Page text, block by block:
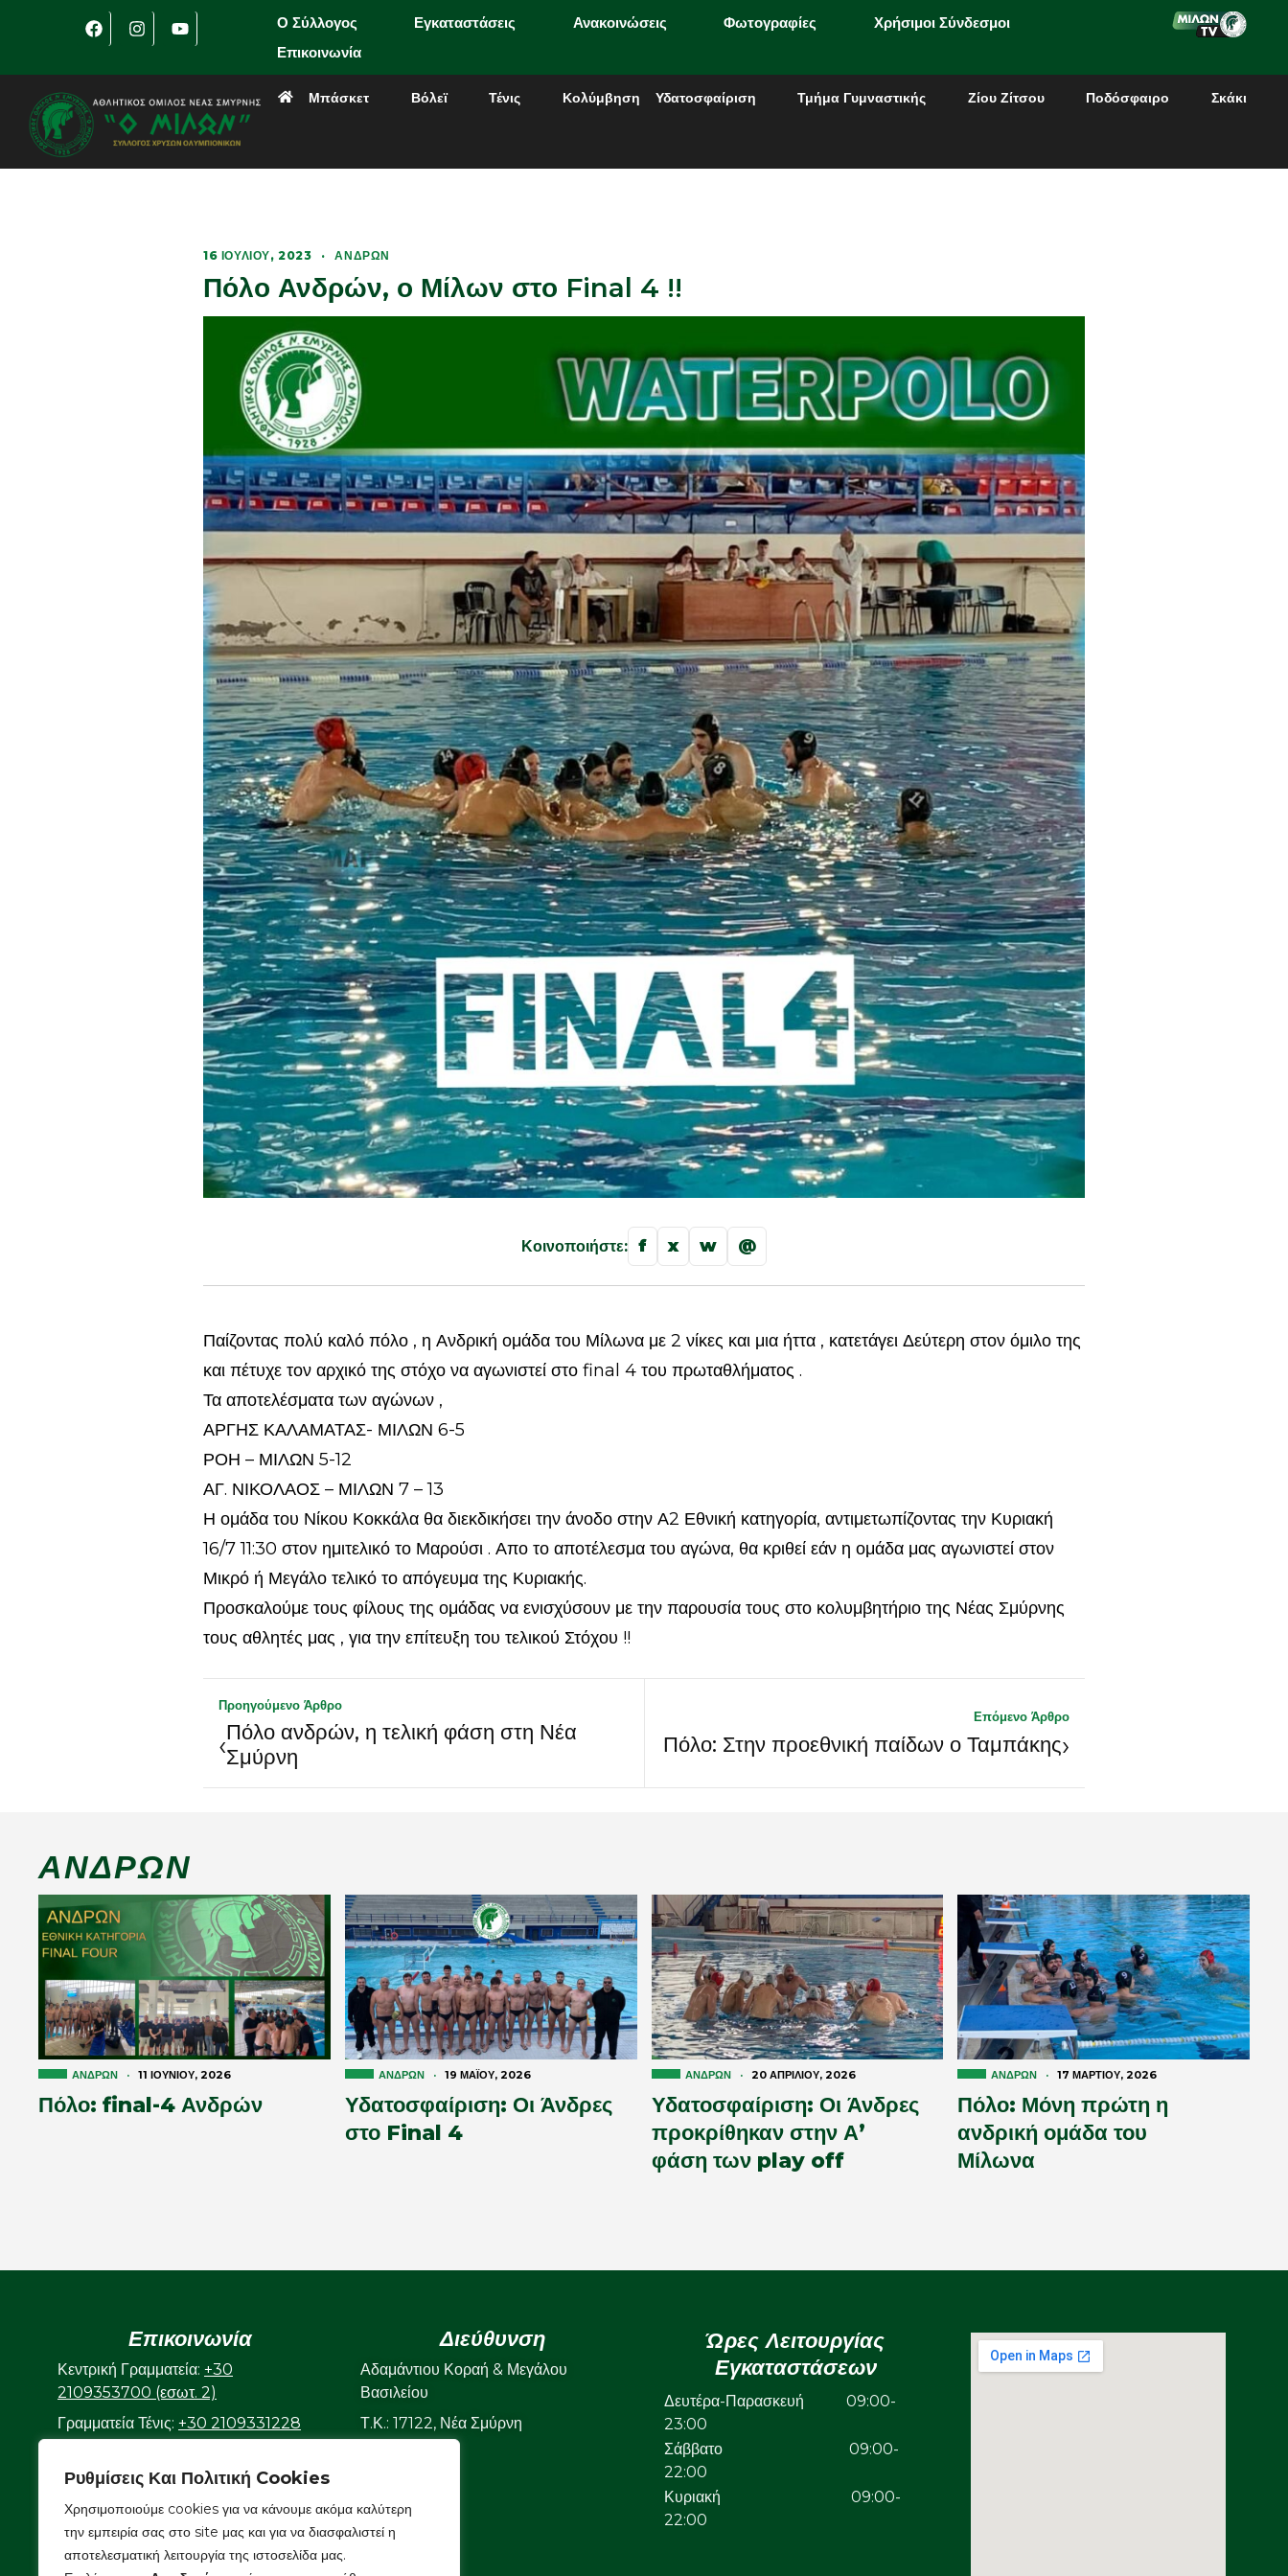
Ρυθμίσεις Και Πολιτική Cookies
Χρησιμοποιούμε cookies για να κάνουμε ακόμα καλύτερη
την εμπειρία σας στο site μας και για να διασφαλιστεί η
αποτελεσματική λειτουργία της ιστοσελίδα μας.
Ο Σύλλογος Εγκαταστάσεις Ανακοινώσεις Φωτογραφίες
Χρήσιμοι Σύνδεσμοι
Επικοινωνία
Μπάσκετ Βόλεϊ Τένις Κολύμβηση Υδατοσφαίριση Τμήμα Γυμναστικής Ζίου Ζίτσου Ποδόσφαιρο Σκάκι
16 ΙΟΥΛΊΟΥ, 2023 · ΑΝΔΡΏΝ
Πόλο Ανδρών, ο Μίλων στο Final 4 !!
Κοινοποιήστε: f x w @
Παίζοντας πολύ καλό πόλο , η Ανδρική ομάδα του Μίλωνα με 2 νίκες και μια ήττα , κατετάγει Δεύτερη στον όμιλο της
και πέτυχε τον αρχικό της στόχο να αγωνιστεί στο final 4 του πρωταθλήματος .
Τα αποτελέσματα των αγώνων ,
ΑΡΓΗΣ ΚΑΛΑΜΑΤΑΣ- ΜΙΛΩΝ 6-5
ΡΟΗ – ΜΙΛΩΝ 5-12
ΑΓ. ΝΙΚΟΛΑΟΣ – ΜΙΛΩΝ 7 – 13
Η ομάδα του Νίκου Κοκκάλα θα διεκδικήσει την άνοδο στην Α2 Εθνική κατηγορία, αντιμετωπίζοντας την Κυριακή
16/7 11:30 στον ημιτελικό το Μαρούσι . Απο το αποτέλεσμα του αγώνα, θα κριθεί εάν η ομάδα μας αγωνιστεί στον
Μικρό ή Μεγάλο τελικό το απόγευμα της Κυριακής.
Προσκαλούμε τους φίλους της ομάδας να ενισχύσουν με την παρουσία τους στο κολυμβητήριο της Νέας Σμύρνης
τους αθλητές μας , για την επίτευξη του τελικού Στόχου !!
Προηγούμενο Άρθρο
‹Πόλο ανδρών, η τελική φάση στη Νέα
Σμύρνη
Επόμενο Άρθρο
›
Πόλο: Στην προεθνική παίδων ο Ταμπάκης
ΑΝΔΡΏΝ
ΑΝΔΡΏΝ · 11 ΙΟΥΝΊΟΥ, 2026
Πόλο: final-4 Ανδρών
ΑΝΔΡΏΝ · 19 ΜΑΪ́ΟΥ, 2026
Υδατοσφαίριση: Οι Άνδρες
στο Final 4
ΑΝΔΡΏΝ · 20 ΑΠΡΙΛΊΟΥ, 2026
Υδατοσφαίριση: Οι Άνδρες
προκρίθηκαν στην Α’
φάση των play off
ΑΝΔΡΏΝ · 17 ΜΑΡΤΊΟΥ, 2026
Πόλο: Μόνη πρώτη η
ανδρική ομάδα του
Μίλωνα
Επικοινωνία
Κεντρική Γραμματεία: +30
2109353700 (εσωτ. 2)
Γραμματεία Τένις: +30 2109331228
Γραμματεία Κολυμβητικού:+30
Ε-mail:info@aonsmilon.gr
Διεύθυνση
Αδαμάντιου Κοραή & Μεγάλου
Βασιλείου
Τ.Κ.: 17122, Νέα Σμύρνη
Ώρες Λειτουργίας
Εγκαταστάσεων
Δευτέρα-Παρασκευή 09:00-
23:00
Σάββατο 09:00-
22:00
Κυριακή 09:00-
22:00